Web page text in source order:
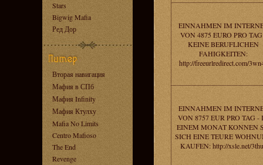
Stars
Bigwig Mafia
Ред Дор
Вторая навигация
Мафия в СПб
Мафия Infinity
Мафия Ктулху
Mafia No Limits
Centro Mafioso
The End
Revenge
EINNAHMEN IM
VON 4875 EURO PRO
KEINE BERUFLICHEN
FAHIGKEITEN:
http://freeurlredirect.com/
EINNAHMEN IM
VON 8757 EUR PRO TAG -
EINEM MONAT KONNEN
SICH EINE TEURE
KAUFEN: http://xsle.net/